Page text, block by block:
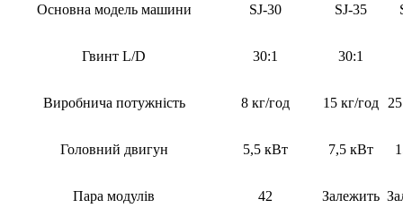
Основна модель машини SJ-30 SJ-35
Гвинт L/D 30:1 30:1
Виробнича потужність 8 кг/год 15 кг/год
Головний двигун 5,5 кВт 7,5 кВт
Пара модулів 42 Залежить